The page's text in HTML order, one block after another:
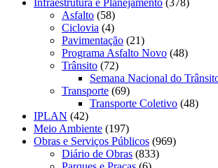
Infraestrutura e Planejamento (378)
Asfalto (58)
Ciclovia (4)
Pavimentação (21)
Programa Asfalto Novo (48)
Trânsito (72)
Semana Nacional do
Transporte (69)
Transporte Coletivo (48)
IPLAN (42)
Meio Ambiente (197)
Obras e Serviços Públicos (969)
Diário de Obras (833)